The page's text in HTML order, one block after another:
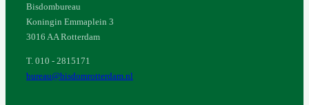
Bisdombureau
Koningin Emmaplein 3
3016 AA Rotterdam
T. 010 - 2815171
bureau@bisdomrotterdam.nl